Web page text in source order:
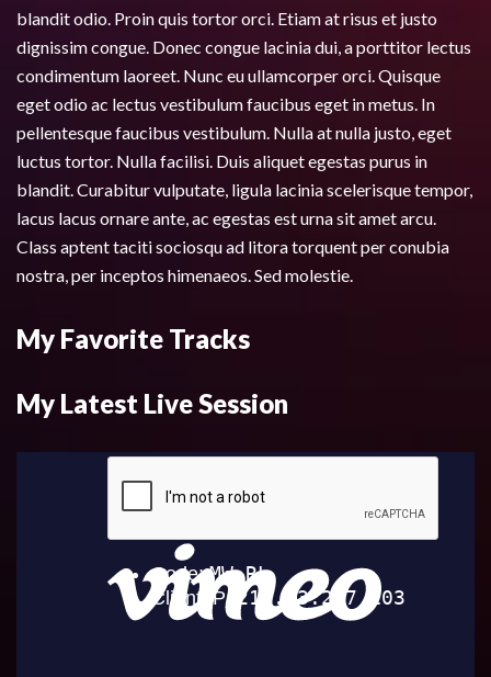
blandit odio. Proin quis tortor orci. Etiam at risus et justo
dignissim congue. Donec congue lacinia dui, a porttitor lectus
condimentum laoreet. Nunc eu ullamcorper orci. Quisque
eget odio ac lectus vestibulum faucibus eget in metus. In
pellentesque faucibus vestibulum. Nulla at nulla justo, eget
luctus tortor. Nulla facilisi. Duis aliquet egestas purus in
blandit. Curabitur vulputate, ligula lacinia scelerisque tempor,
lacus lacus ornare ante, ac egestas est urna sit amet arcu.
Class aptent taciti sociosqu ad litora torquent per conubia
nostra, per inceptos himenaeos. Sed molestie.
My Favorite Tracks
My Latest Live Session